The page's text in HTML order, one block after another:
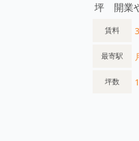
坪 開業
賃料
最寄駅
坪数